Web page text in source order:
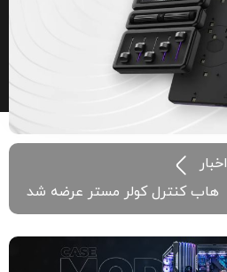
اخبار
هاب کنترل کولر مستر عرضه شد